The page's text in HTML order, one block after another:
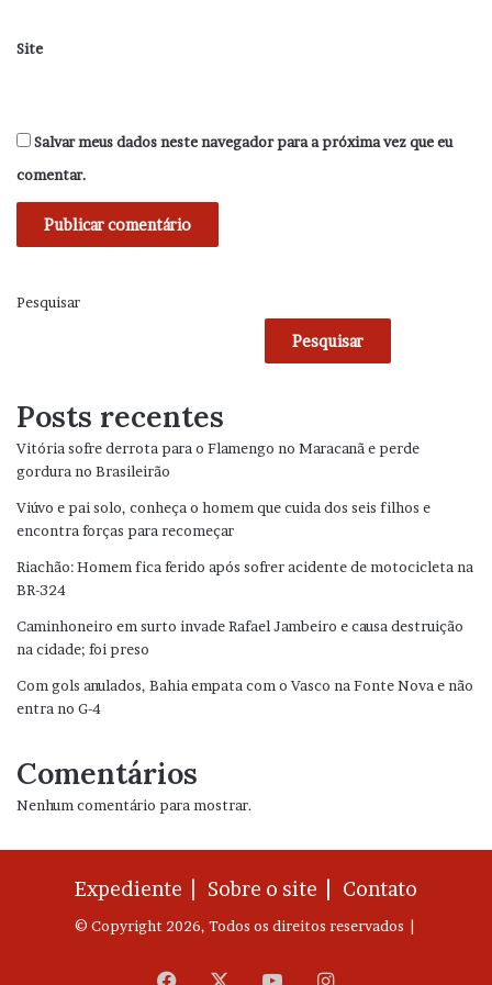
Site
Salvar meus dados neste navegador para a próxima vez que eu
comentar.
Pesquisar
Pesquisar
Posts recentes
Vitória sofre derrota para o Flamengo no Maracanã e perde
gordura no Brasileirão
Viúvo e pai solo, conheça o homem que cuida dos seis filhos e
encontra forças para recomeçar
Riachão: Homem fica ferido após sofrer acidente de motocicleta na
BR-324
Caminhoneiro em surto invade Rafael Jambeiro e causa destruição
na cidade; foi preso
Com gols anulados, Bahia empata com o Vasco na Fonte Nova e não
entra no G-4
Comentários
Nenhum comentário para mostrar.
Expediente | Sobre o site | Contato
© Copyright 2026, Todos os direitos reservados |
Facebook YouTubeInstagram